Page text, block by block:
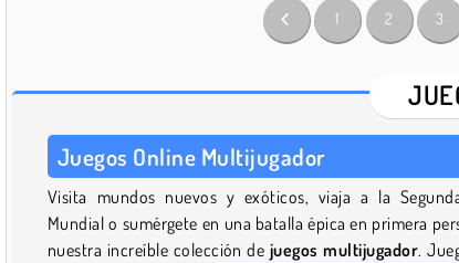
1 2 3
Juegos Online Multijugador
Visita mundos nuevos y exóticos, viaja a la
Mundial o sumérgete en una batalla épica en primera
nuestra increíble colección de juegos multijugador.